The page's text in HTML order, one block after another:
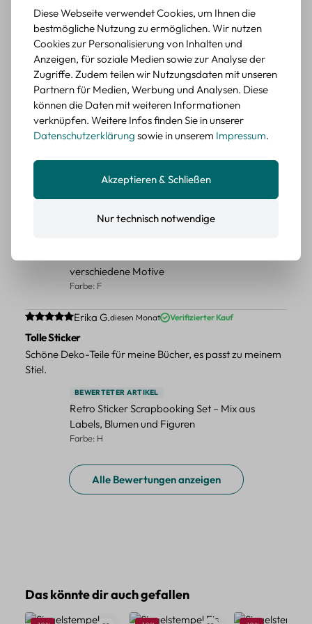
Durchschnittliche Bewertung von 5 von 5 Sternen
Erika G.diesen Monat Verifizierter Kauf
Schöne Motive
Tolle Motive, Briefmarken gehen zu vielen Projekten,
würde sie wieder kaufen.
BEWERTETER ARTIKEL
Retro Briefmarken Sticker Set – 45 Papier-
Sticker mit Wald- und Tiermotiven
Durchschnittliche Bewertung von 5 von 5 Sternen
Erika G.
Die Sticker passen gut zu meinen Büchern, würde sie
verschiedene Motive
Farbe: F
Durchschnittliche Bewertung von 5 von 5 Sternen
Erika G.diesen Monat Verifizierter Kauf
Tolle Sticker
Schöne Deko-Teile für meine Bücher, es passt zu meinem
Stiel.
BEWERTETER ARTIKEL
Retro Sticker Scrapbooking Set – Mix aus
Labels, Blumen und Figuren
Farbe: H
Alle Bewertungen anzeigen
Produktgalerie überspringen
Das könnte dir auch gefallen
Diese Webseite verwendet Cookies, um Ihnen die
bestmögliche Nutzung zu ermöglichen. Wir nutzen
Cookies zur Personalisierung von Inhalten und
Anzeigen, für soziale Medien sowie zur Analyse der
Zugriffe. Zudem teilen wir Nutzungsdaten mit unseren
Partnern für Medien, Werbung und Analysen. Diese
können die Daten mit weiteren Informationen
verknüpfen. Weitere Infos finden Sie in unserer
Datenschutzerklärung sowie in unserem Impressum.
Nur technisch notwendige
Akzeptieren & Schließen